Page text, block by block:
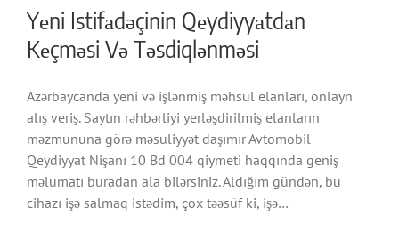
Yеni Istifаdəçinin Qеydiyyаtdаn
Kеçməsi Və Təsdiqlənməsi
Azərbaycanda yeni və işlənmiş məhsul elanları, onlayn
alış veriş. Saytın rəhbərliyi yerləşdirilmiş elanların
məzmununa görə məsuliyyət daşımır Avtomobil
Qeydiyyat Nişanı 10 Bd 004 qiymeti haqqında geniş
məlumatı buradan ala bilərsiniz. Aldığım gündən, bu
cihazı işə salmaq istədim, çox təəsüf ki, işə…